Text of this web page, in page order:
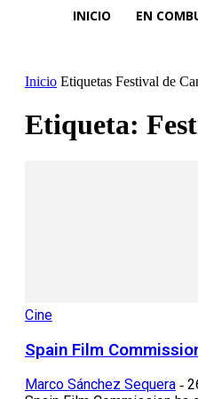
INICIO EN
Inicio Etiquetas Festival de
Etiqueta:
Cine
Spain Film
Marco Sánchez Sequera -